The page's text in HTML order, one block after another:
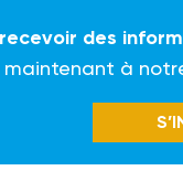
des
maintenant à